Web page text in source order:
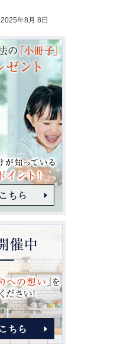
2025年8月 8日